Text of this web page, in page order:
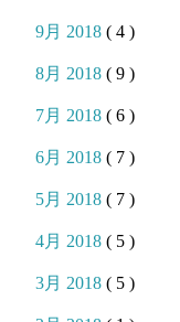
9月 2018( 4 )
8月 2018( 9 )
7月 2018( 6 )
6月 2018( 7 )
5月 2018( 7 )
4月 2018( 5 )
3月 2018( 5 )